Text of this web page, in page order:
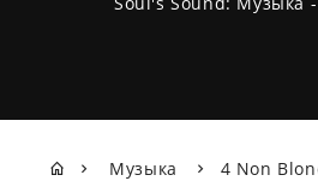
Музыка
4 Non